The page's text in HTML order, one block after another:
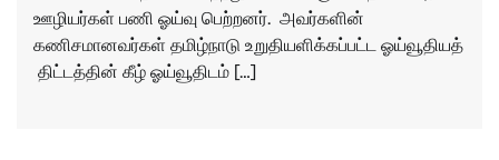
ஊழியர்கள் பணி ஓய்வு பெற்றனர். அவர்களின்
கணிசமானவர்கள் தமிழ்நாடு உறுதியளிக்கப்பட்ட ஓய்வூதியத்
திட்டத்தின் கீழ் ஓய்வூதிடம் […]